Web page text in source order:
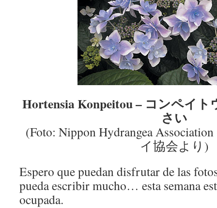
Hortensia Konpeitou – コンペイ
さい
(Foto: Nippon Hydrangea
イ協会より)
Espero que puedan disfrutar de las
pueda escribir mucho… esta semana
ocupada.